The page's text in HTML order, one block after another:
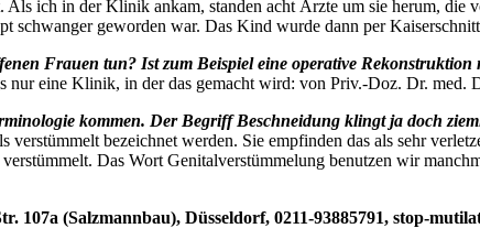
Als ich in der Klinik ankam, standen acht Ärzte um sie herum,
schwanger geworden war. Das Kind wurde dann per
Frauen tun? Ist zum Beispiel eine operative Rekonstruktion
nur eine Klinik, in der das gemacht wird: von Priv.-Doz. Dr. med.
kommen. Der Begriff Beschneidung klingt ja doch
verstümmelt bezeichnet werden. Sie empfinden das als sehr
Das Wort Genitalverstümmelung benutzen wir
107a (Salzmannbau), Düsseldorf, 0211-93885791, stop-